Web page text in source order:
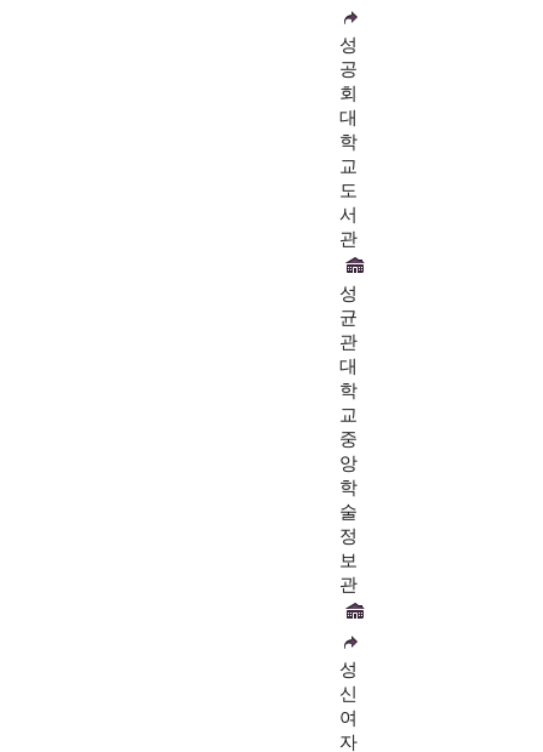
성
공
회
대
학
교
도
서
관
성
균
관
대
학
교
중
앙
학
술
정
보
관
성
신
여
자